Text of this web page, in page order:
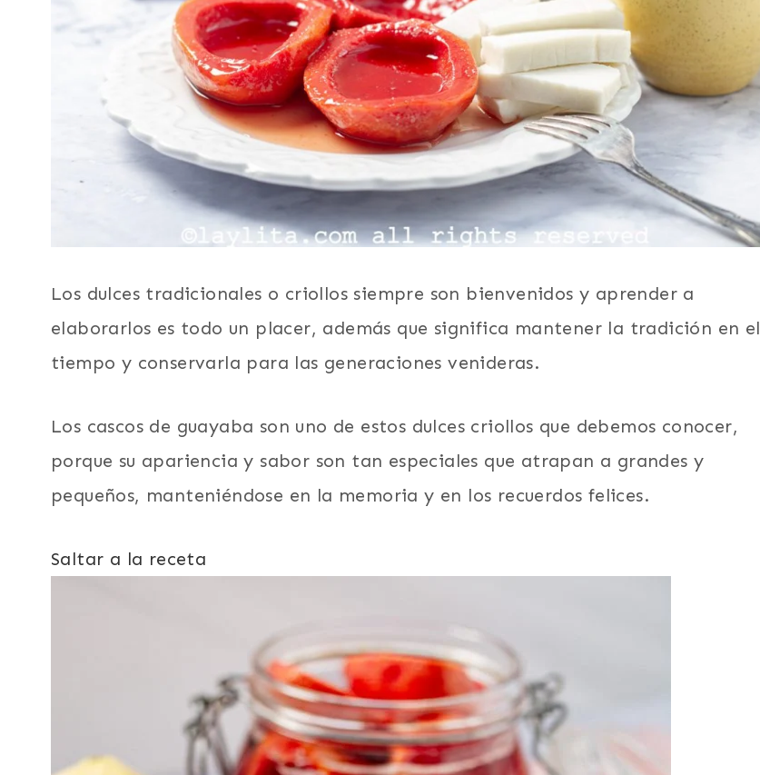
Los dulces tradicionales o criollos siempre son bienvenidos y aprender a
elaborarlos es todo un placer, además que significa mantener la tradición en el
tiempo y conservarla para las generaciones venideras.
Los cascos de guayaba son uno de estos dulces criollos que debemos conocer,
porque su apariencia y sabor son tan especiales que atrapan a grandes y
pequeños, manteniéndose en la memoria y en los recuerdos felices.
Saltar a la receta